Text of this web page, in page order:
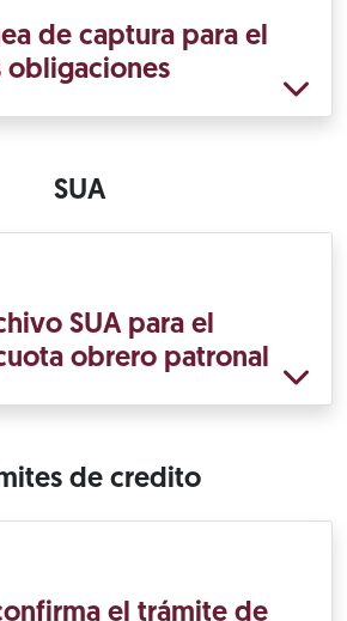
de captura para el
obligaciones
SUA
SUA para el
obrero patronal
de credito
el trámite de